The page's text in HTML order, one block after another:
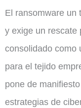
El ransomware un
y exige un rescate
consolidado como
para el tejido
pone de
estrategias de